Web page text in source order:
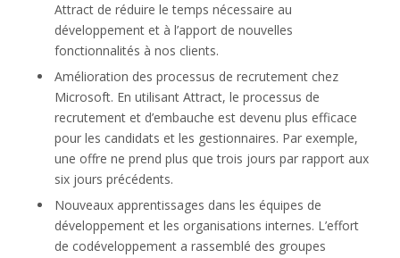
Attract de réduire le temps nécessaire au
développement et à l’apport de nouvelles
fonctionnalités à nos clients.
Amélioration des processus de recrutement chez
Microsoft. En utilisant Attract, le processus de
recrutement et d’embauche est devenu plus efficace
pour les candidats et les gestionnaires. Par exemple,
une offre ne prend plus que trois jours par rapport aux
six jours précédents.
Nouveaux apprentissages dans les équipes de
développement et les organisations internes. L’effort
de codéveloppement a rassemblé des groupes